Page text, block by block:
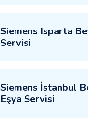
Siemens Isparta
Servisi
Siemens İstanbul
Eşya Servisi